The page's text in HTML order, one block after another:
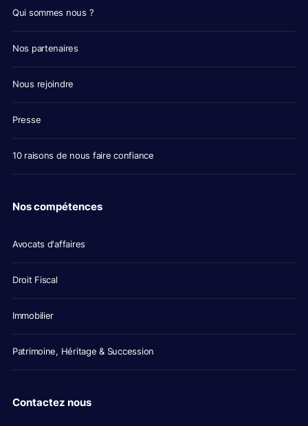
Qui sommes nous ?
Nos partenaires
Nous rejoindre
Presse
10 raisons de nous faire confiance
Nos compétences
Avocats d'affaires
Droit Fiscal
Immobilier
Patrimoine, Héritage & Succession
Contactez nous